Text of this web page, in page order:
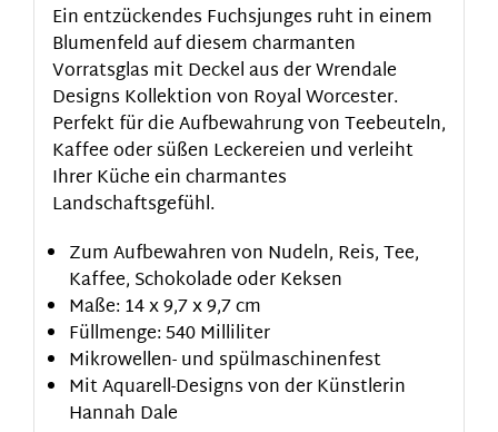
Ein entzückendes Fuchsjunges ruht in einem
Blumenfeld auf diesem charmanten
Vorratsglas mit Deckel aus der Wrendale
Designs Kollektion von Royal Worcester.
Perfekt für die Aufbewahrung von Teebeuteln,
Kaffee oder süßen Leckereien und verleiht
Ihrer Küche ein charmantes
Landschaftsgefühl.
Zum Aufbewahren von Nudeln, Reis, Tee,
Kaffee, Schokolade oder Keksen
Maße: 14 x 9,7 x 9,7 cm
Füllmenge: 540 Milliliter
Mikrowellen- und spülmaschinenfest
Mit Aquarell-Designs von der Künstlerin
Hannah Dale